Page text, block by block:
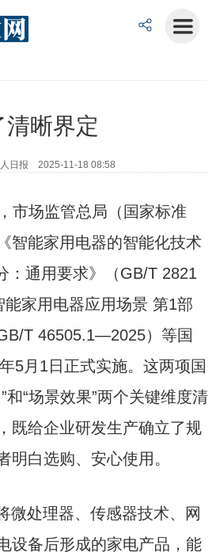
晰界定
日报 2025-11-18 08:58
市场监管总局（国家标准
智能家用电器的智能化技术
：通用要求》（GB/T 2821
家用电器应用场景 第1部
T 46505.1—2025）等国
5月1日正式实施。这两项国
和“场景效果”两个关键维度清
既给企业研发生产确立了规
明白选购、安心使用。
微处理器、传感器技术、网
设备后形成的家电产品，能